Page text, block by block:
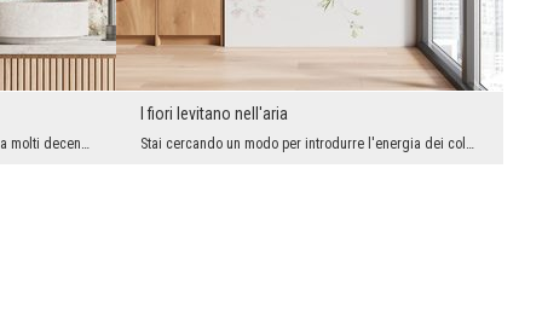
Le carte da parati floreali sono popolari da molti decenni, ma ora, grazie alle tecniche digitali...
I fiori levitano nell'aria
Stai cercando un modo per introdurre l'energia dei colori negli interni, ma allo stesso tempo evi...